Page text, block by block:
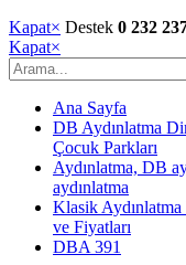
Kapat× Destek 0 232
Kapat×
Ana Sayfa
DB Aydınlatma
Çocuk Parkları
Aydınlatma, DB
aydınlatma
Klasik
ve Fiyatları
DBA 391